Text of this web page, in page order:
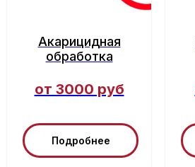
Акарицидная
обработка
от 3000 руб
Подробнее